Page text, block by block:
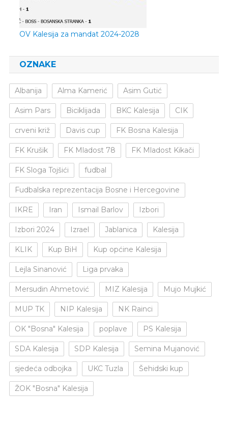
OV Kalesija za mandat 2024-2028
OZNAKE
Albanija Alma Kamerić Asim Gutić
Asim Pars Biciklijada BKC Kalesija CIK
crveni križ Davis cup FK Bosna Kalesija
FK Krušik FK Mladost 78 FK Mladost Kikači
FK Sloga Tojšići fudbal
Fudbalska reprezentacija Bosne i Hercegovine
IKRE Iran Ismail Barlov Izbori
Izbori 2024 Izrael Jablanica Kalesija
KLIK Kup BiH Kup općine Kalesija
Lejla Sinanović Liga prvaka
Mersudin Ahmetović MIZ Kalesija Mujo Mujkić
MUP TK NIP Kalesija NK Rainci
OK "Bosna" Kalesija poplave PS Kalesija
SDA Kalesija SDP Kalesija Semina Mujanović
sjedeća odbojka UKC Tuzla Šehidski kup
ŽOK "Bosna" Kalesija